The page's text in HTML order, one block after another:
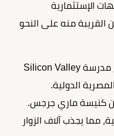
الإستثمارية
القريبة منه على النحو
يقع مول فيني العاصمة الإدارية أمام مدرسة Silicon Valley
الدولية.
كنيسة ماري جرجس.
مما يجذب آلاف الزوار